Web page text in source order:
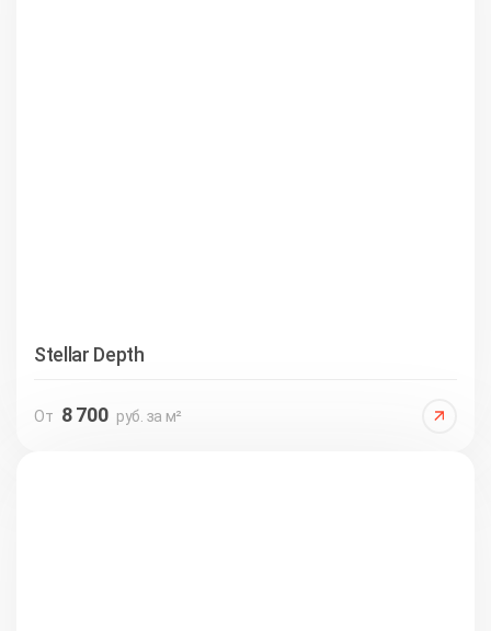
Stellar Depth
От 8 700 руб. за м²